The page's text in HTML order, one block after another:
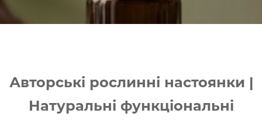
Авторські рослинні настоянки |
Натуральні функціональні